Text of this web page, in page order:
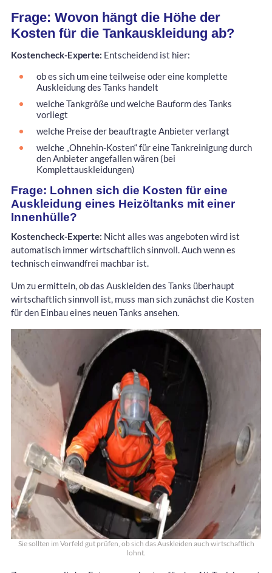
Frage: Wovon hängt die Höhe der
Kosten für die Tankauskleidung ab?
Kostencheck-Experte: Entscheidend ist hier:
ob es sich um eine teilweise oder eine komplette
Auskleidung des Tanks handelt
welche Tankgröße und welche Bauform des Tanks
vorliegt
welche Preise der beauftragte Anbieter verlangt
welche „Ohnehin-Kosten“ für eine Tankreinigung durch
den Anbieter angefallen wären (bei
Komplettauskleidungen)
Frage: Lohnen sich die Kosten für eine
Auskleidung eines Heizöltanks mit einer
Innenhülle?
Kostencheck-Experte: Nicht alles was angeboten wird ist
automatisch immer wirtschaftlich sinnvoll. Auch wenn es
technisch einwandfrei machbar ist.
Um zu ermitteln, ob das Auskleiden des Tanks überhaupt
wirtschaftlich sinnvoll ist, muss man sich zunächst die Kosten
für den Einbau eines neuen Tanks ansehen.
Sie sollten im Vorfeld gut prüfen, ob sich das Auskleiden auch wirtschaftlich
lohnt.